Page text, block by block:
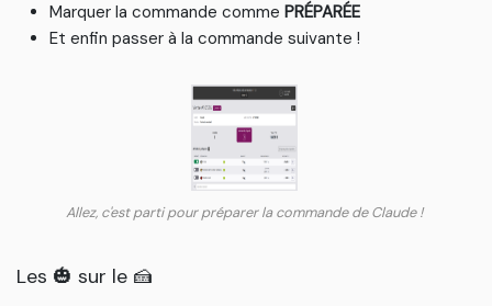
Marquer la commande comme PRÉPARÉE
Et enfin passer à la commande suivante !
Allez, c'est parti pour préparer la commande de Claude !
Les 🎃 sur le 🍰